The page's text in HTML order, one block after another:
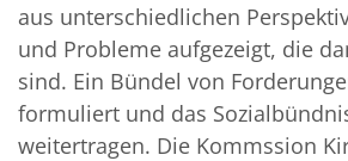
aus unterschiedlichen
und Probleme aufgezeigt, die
sind. Ein Bündel von
formuliert und das
weitertragen. Die Kommssion